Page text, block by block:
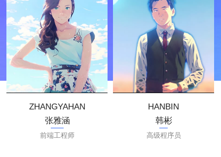
ZHANGYAHAN
张雅涵
前端工程师
HANBIN
韩彬
高级程序员